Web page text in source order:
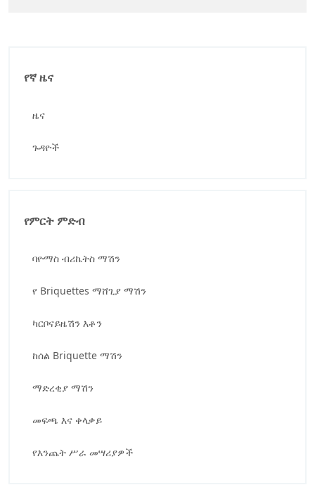
የኛ ዜና
ዜና
ጉዳዮች
የምርት ምድብ
ባዮማስ ብሪኬትስ ማሽን
የ Briquettes ማሸጊያ ማሽን
ካርቦናይዜሽን እቶን
ከሰል Briquette ማሽን
ማድረቂያ ማሽን
መፍጫ እና ቀላቃይ
የእንጨት ሥራ መሣሪያዎች